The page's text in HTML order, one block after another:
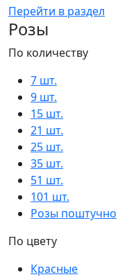
Перейти в раздел
Розы
По количеству
7 шт.
9 шт.
15 шт.
21 шт.
25 шт.
35 шт.
51 шт.
101 шт.
Розы поштучно
По цвету
Красные